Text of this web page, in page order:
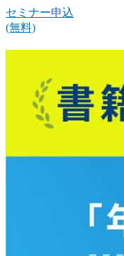
セミナー申込
(無料)